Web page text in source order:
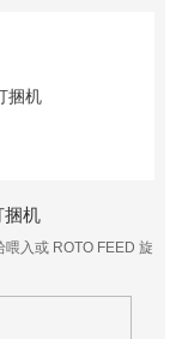
捆机
入或 ROTO FEED 旋